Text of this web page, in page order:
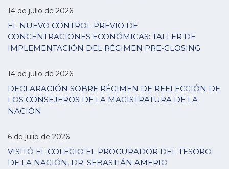
14 de julio de 2026
EL NUEVO CONTROL PREVIO DE
CONCENTRACIONES ECONÓMICAS: TALLER DE
IMPLEMENTACIÓN DEL RÉGIMEN PRE-CLOSING
14 de julio de 2026
DECLARACIÓN SOBRE RÉGIMEN DE REELECCIÓN DE
LOS CONSEJEROS DE LA MAGISTRATURA DE LA
NACIÓN
6 de julio de 2026
VISITÓ EL COLEGIO EL PROCURADOR DEL TESORO
DE LA NACIÓN, DR. SEBASTIÁN AMERIO